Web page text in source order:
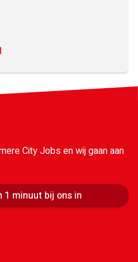
City Jobs en wij gaan aan
1 minuut bij ons in